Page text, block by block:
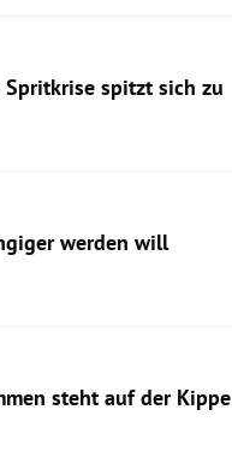
spitzt sich zu
werden will
steht auf der Kippe